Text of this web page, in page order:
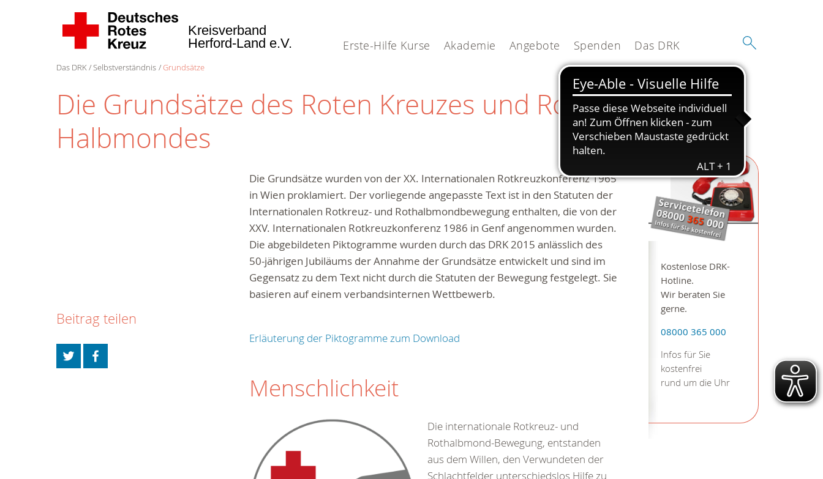
Erste-Hilfe Kurse Akademie Angebote Spenden Das DRK
Kreisverband
Herford-Land e.V.
Das DRK Selbstverständnis Grundsätze
Die Grundsätze des Roten Kreuzes und Roten
Halbmondes
Kostenlose DRK-
Hotline.
Wir beraten Sie
gerne.
08000 365 000
Infos für Sie
kostenfrei
rund um die Uhr
Die Grundsätze wurden von der XX. Internationalen Rotkreuzkonferenz 1965
in Wien proklamiert. Der vorliegende angepasste Text ist in den Statuten der
Internationalen Rotkreuz- und Rothalbmondbewegung enthalten, die von der
XXV. Internationalen Rotkreuzkonferenz 1986 in Genf angenommen wurden.
Die abgebildeten Piktogramme wurden durch das DRK 2015 anlässlich des
50-jährigen Jubiläums der Annahme der Grundsätze entwickelt und sind im
Gegensatz zu dem Text nicht durch die Statuten der Bewegung festgelegt. Sie
basieren auf einem verbandsinternen Wettbewerb.
Erläuterung der Piktogramme zum Download
Menschlichkeit
Die internationale Rotkreuz- und
Rothalbmond-Bewegung, entstanden
aus dem Willen, den Verwundeten der
Schlachtfelder unterschiedslos Hilfe zu
Beitrag teilen